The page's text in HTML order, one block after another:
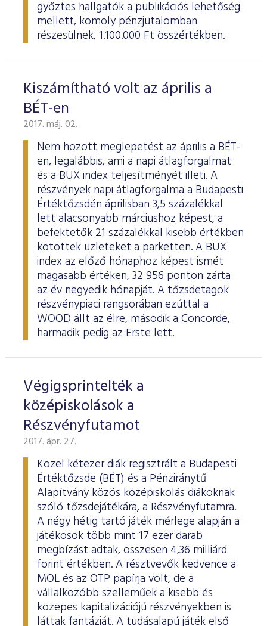
győztes hallgatók a publikációs lehetőség
mellett, komoly pénzjutalomban
részesülnek, 1.100.000 Ft összértékben.
Kiszámítható volt az április a
BÉT-en
2017. máj. 02.
Nem hozott meglepetést az április a BÉT-
en, legalábbis, ami a napi átlagforgalmat
és a BUX index teljesítményét illeti. A
részvények napi átlagforgalma a Budapesti
Értéktőzsdén áprilisban 3,5 százalékkal
lett alacsonyabb márciushoz képest, a
befektetők 21 százalékkal kisebb értékben
kötöttek üzleteket a parketten. A BUX
index az előző hónaphoz képest ismét
magasabb értéken, 32 956 ponton zárta
az év negyedik hónapját. A tőzsdetagok
részvénypiaci rangsorában ezúttal a
WOOD állt az élre, második a Concorde,
harmadik pedig az Erste lett.
Végigsprintelték a
középiskolások a
Részvényfutamot
2017. ápr. 27.
Közel kétezer diák regisztrált a Budapesti
Értéktőzsde (BÉT) és a Pénziránytű
Alapítvány közös középiskolás diákoknak
szóló tőzsdejátékára, a Részvényfutamra.
A négy hétig tartó játék mérlege alapján a
játékosok több mint 17 ezer darab
megbízást adtak, összesen 4,36 milliárd
forint értékben. A résztvevők kedvence a
MOL és az OTP papírja volt, de a
vállalkozóbb szelleműek a kisebb és
közepes kapitalizációjú részvényekben is
láttak fantáziát. A tudásalapú játék első